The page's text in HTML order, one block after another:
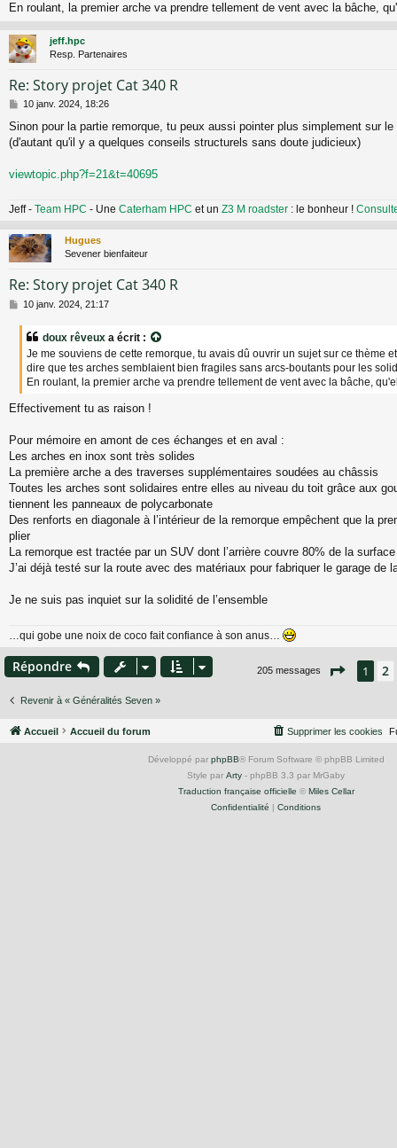
a
En roulant, la premier arche va prendre tellement de vent avec la bâche,
jeff.hpc
Resp. Partenaires
Re: Story projet Cat 340 R
M
s
s
g
10 janv. 2024, 18:26
Sinon pour la partie remorque, tu peux aussi pointer plus simplement sur
(d'autant qu'il y a quelques conseils structurels sans doute judicieux)
viewtopic.php?f=21&t=40695
Jeff - Team HPC - Une Caterham HPC et un Z3 M roadster : le bonheur !
Hugues
Sevener bienfaiteur
Re: Story projet Cat 340 R
M10 janv. 2024, 21:17
doux rêveux a écrit :
Je me souviens de cette remorque, tu avais dû ouvrir un sujet sur ce thème
dire que tes arches semblaient bien fragiles sans arcs-boutants pour les
En roulant, la premier arche va prendre tellement de vent avec la bâche,
Effectivement tu as raison !
Pour mémoire en amont de ces échanges et en aval :
Les arches en inox sont très solides
La première arche a des traverses supplémentaires soudées au châssis
Toutes les arches sont solidaires entre elles au niveau du toit grâce aux
tiennent les panneaux de polycarbonate
Des renforts en diagonale à l’intérieur de la remorque empêchent que la
plier
La remorque est tractée par un SUV dont l’arrière couvre 80% de la
J’ai déjà testé sur la route avec des matériaux pour fabriquer le garage de
Je ne suis pas inquiet sur la solidité de l’ensemble
…qui gobe une noix de coco fait confiance à son anus…
Répondre 205 messages Page 1
1 2
Revenir à « Généralités Seven »
Accueil Accueil du forum Supprimer les cookies
Développé par phpBB® Forum Software © phpBB Limited
Style par Arty - phpBB 3.3 par MrGaby
Traduction française officielle © Miles Cellar
Confidentialité | Conditions